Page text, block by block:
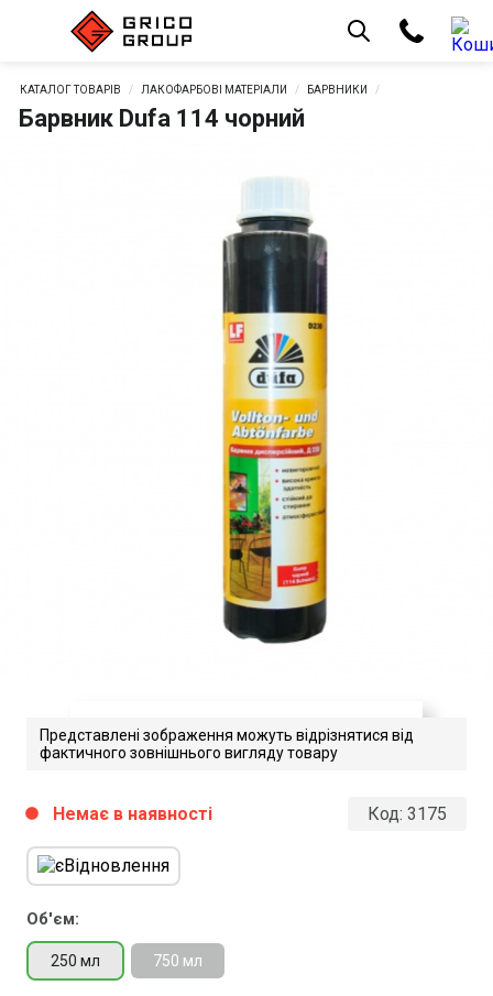
КАТАЛОГ ТОВАРІВ ЛАКОФАРБОВІ МАТЕРІАЛИ БАРВНИКИ
Барвник Dufa 114 чорний
Vollton_D230_ua
Розмір файлу 469 Kb
Представлені зображення можуть відрізнятися від
фактичного зовнішнього вигляду товару
Код: 3175
Об'єм:
250 мл 750 мл
circle Немає в наявності